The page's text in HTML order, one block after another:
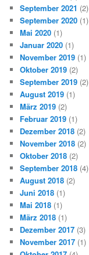
September 2021 (2)
September 2020 (1)
Mai 2020 (1)
Januar 2020 (1)
November 2019 (1)
Oktober 2019 (2)
September 2019 (2)
August 2019 (1)
März 2019 (2)
Februar 2019 (1)
Dezember 2018 (2)
November 2018 (2)
Oktober 2018 (2)
September 2018 (4)
August 2018 (2)
Juni 2018 (1)
Mai 2018 (1)
März 2018 (1)
Dezember 2017 (3)
November 2017 (1)